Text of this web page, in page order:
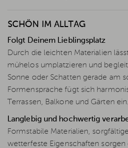
SCHÖN IM ALLTAG
Folgt Deinem Lieblingsplatz
Durch die leichten Materialien
mühelos umplatzieren und
Sonne oder Schatten gerade am
Formensprache fügt sich
Terrassen, Balkone und Gärten ein.
Langlebig und hochwertig
Formstabile Materialien,
wetterfeste Eigenschaften sorgen